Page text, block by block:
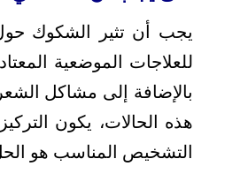
يجب أن تثير الشكوك
للعلاجات الموضعية
بالإضافة إلى مشاكل
هذه الحالات، يكون
التشخيص المناسب هو